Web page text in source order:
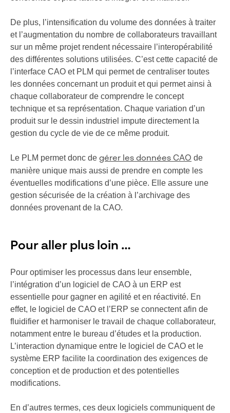
De plus, l’intensification du volume des données à traiter
et l’augmentation du nombre de collaborateurs travaillant
sur un même projet rendent nécessaire l’interopérabilité
des différentes solutions utilisées. C’est cette capacité de
l’interface CAO et PLM qui permet de centraliser toutes
les données concernant un produit et qui permet ainsi à
chaque collaborateur de comprendre le concept
technique et sa représentation. Chaque variation d’un
produit sur le dessin industriel impute directement la
gestion du cycle de vie de ce même produit.
Le PLM permet donc de gérer les données CAO de
manière unique mais aussi de prendre en compte les
éventuelles modifications d’une pièce. Elle assure une
gestion sécurisée de la création à l’archivage des
données provenant de la CAO.
Pour aller plus loin …
Pour optimiser les processus dans leur ensemble,
l’intégration d’un logiciel de CAO à un ERP est
essentielle pour gagner en agilité et en réactivité. En
effet, le logiciel de CAO et l’ERP se connectent afin de
fluidifier et harmoniser le travail de chaque collaborateur,
notamment entre le bureau d’études et la production.
L’interaction dynamique entre le logiciel de CAO et le
système ERP facilite la coordination des exigences de
conception et de production et des potentielles
modifications.
En d’autres termes, ces deux logiciels communiquent de